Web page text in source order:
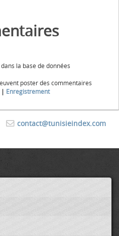
la base de données
poster des commentaires
| Enregistrement
contact@tunisieindex.com